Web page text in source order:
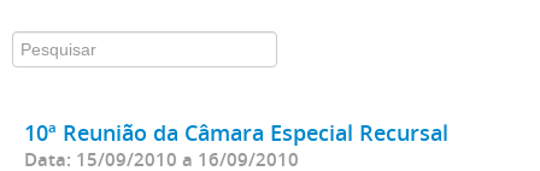
10ª Reunião da Câmara Especial Recursal
Data: 15/09/2010 a 16/09/2010